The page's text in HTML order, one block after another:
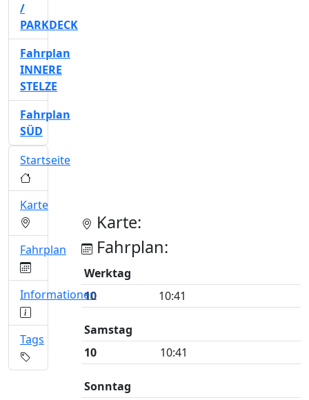
Karte:
Fahrplan:
Werktag
10
10:41
Samstag
10
10:41
Sonntag
/
PARKDECK
Fahrplan
INNERE
STELZE
Fahrplan
SÜD
Startseite
Karte
Fahrplan
Informationen
Tags